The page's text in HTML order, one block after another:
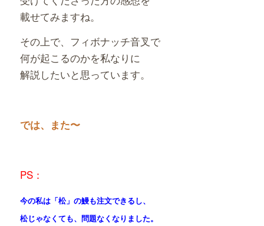
載せてみますね。
その上で、フィボナッチ音叉で
何が起こるのかを私なりに
解説したいと思っています。
では、また〜
PS：
今の私は「松」の鰻も注文できるし、
松じゃなくても、問題なくなりました。